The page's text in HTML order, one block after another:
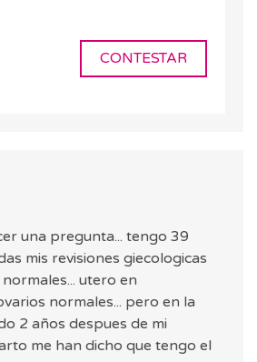
CONTESTAR
una pregunta... tengo 39
mis revisiones giecologicas
utero en
normales... pero en la
2 años despues de mi
me han dicho que tengo el